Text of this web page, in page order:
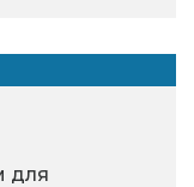
для